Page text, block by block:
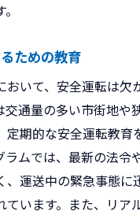
ための教育
おいて、安全運転は欠
交通量の多い市街地や
定期的な安全運転教育
ラムでは、最新の法令
、運送中の緊急事態に
ています。また、リア